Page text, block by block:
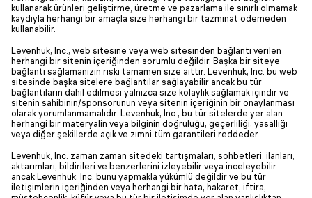
kullanarak ürünleri geliştirme, üretme ve pazarlama ile sınırlı olmamak
kaydıyla herhangi bir amaçla size herhangi bir tazminat ödemeden
kullanabilir.
Levenhuk, Inc., web sitesine veya web sitesinden bağlantı verilen
herhangi bir sitenin içeriğinden sorumlu değildir. Başka bir siteye
bağlantı sağlamanızın riski tamamen size aittir. Levenhuk, Inc. bu web
sitesinde başka sitelere bağlantılar sağlayabilir ancak bu tür
bağlantıların dahil edilmesi yalnızca size kolaylık sağlamak içindir ve
sitenin sahibinin/sponsorunun veya sitenin içeriğinin bir onaylanması
olarak yorumlanmamalıdır. Levenhuk, Inc., bu tür sitelerde yer alan
herhangi bir materyalin veya bilginin doğruluğu, geçerliliği, yasallığı
veya diğer şekillerde açık ve zımni tüm garantileri reddeder.
Levenhuk, Inc. zaman zaman sitedeki tartışmaları, sohbetleri, ilanları,
aktarımları, bildirileri ve benzerlerini izleyebilir veya inceleyebilir
ancak Levenhuk, Inc. bunu yapmakla yükümlü değildir ve bu tür
iletişimlerin içeriğinden veya herhangi bir hata, hakaret, iftira,